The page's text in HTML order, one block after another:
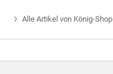
Alle Artikel von König-Shop